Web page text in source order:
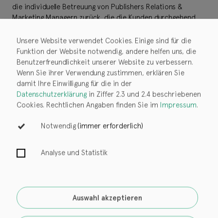
Bookwire OS
Solutions
Login
die individuelle Betreuung von Publishers Relations &
Marketing Managern zurück, die die Kunden durchgehend
Gründern Jens Klingelhöfer (CEO) und John Ruhrmann (CO-
CEO) sowie von Christian Lindemann (COO) und betreibt
neben dem Firmensitz in Frankfurt a. M. und dem
„Development Hub“ in Dortmund außerdem Dependancen
in Barcelona, London, Mailand, São Paulo, New York und
Paris.
Für Medienanfragen und Interviewanfragen wenden Sie
sich bitte an:
Corporate PR Manager Bookwire
Unsere Website verwendet Cookies. Einige sind für die
Funktion der Website notwendig, andere helfen uns, die
Benutzerfreundlichkeit unserer Website zu verbessern.
Wenn Sie ihrer Verwendung zustimmen, erklären Sie
damit Ihre Einwilligung für die in der
Datenschutzerklärungin Ziffer 2.3 und 2.4 beschriebenen
Cookies. Rechtlichen Angaben finden Sie im Impressum.
Notwendig (immer erforderlich)
Analyse und Statistik
Auswahl akzeptieren